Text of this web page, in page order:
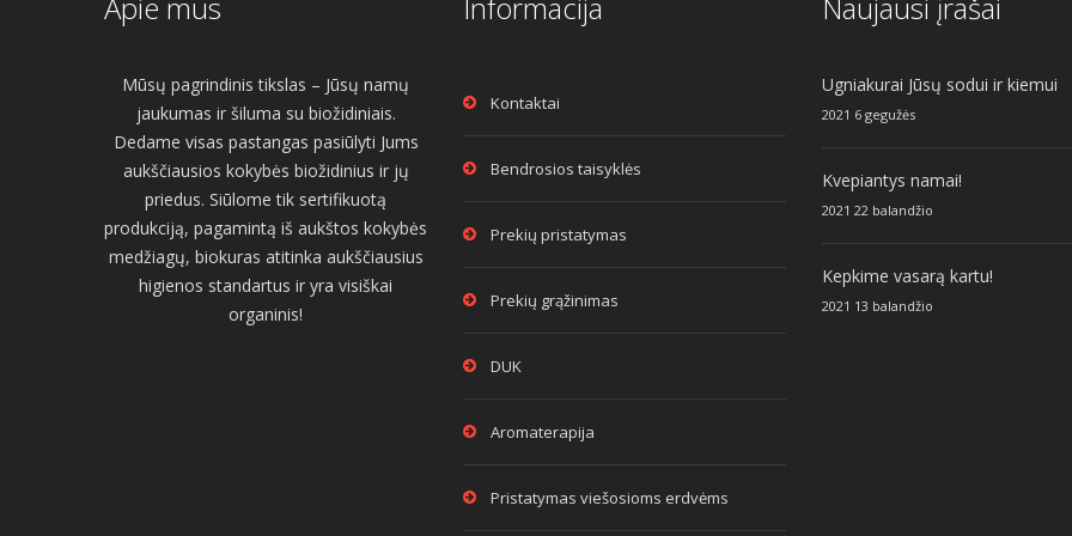
Apie mus
Mūsų pagrindinis tikslas – Jūsų namų
jaukumas ir šiluma su biožidiniais.
Dedame visas pastangas pasiūlyti Jums
aukščiausios kokybės biožidinius ir jų
priedus. Siūlome tik sertifikuotą
produkciją, pagamintą iš aukštos kokybės
medžiagų, biokuras atitinka aukščiausius
higienos standartus ir yra visiškai
organinis!
Informacija
Kontaktai
Bendrosios taisyklės
Prekių pristatymas
Prekių grąžinimas
DUK
Aromaterapija
Pristatymas viešosioms erdvėms
Naujausi įrašai
Ugniakurai Jūsų sodui ir kiemui
2021 6 gegužės
Kvepiantys namai!
2021 22 balandžio
Kepkime vasarą kartu!
2021 13 balandžio